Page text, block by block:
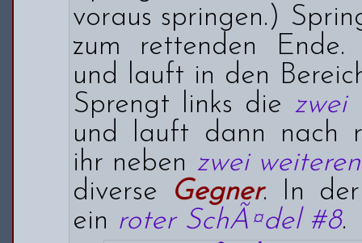
voraus springen.)
zum rettenden
und lauft in den
Sprengt links die zwei
und lauft dann nach
ihr neben zwei
diverse
Gegner. In
ein roter SchÃ¤del #8.